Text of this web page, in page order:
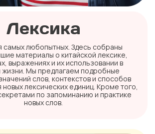
Лексика
самых любопытных. Здесь собраны
материалы о китайской лексике,
выражениях и их использовании в
жизни. Мы предлагаем подробные
слов, контекстов и способов
лексических единиц. Кроме того,
по запоминанию и практике
новых слов.